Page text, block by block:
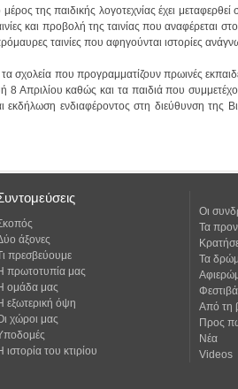
ταινίες που αφηγούνται ιστορίες
άξονες
πρεσβεύουμε
πρωτοτυπία μας
ομάδα μας
εξωτερική όψη
χώροι μας
ιστορία του κτιρίου
Οι
Τα
Τα
Από τη
Προς
Νέα
Videos